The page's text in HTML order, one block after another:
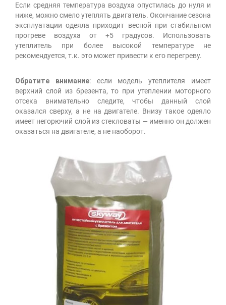
Если средняя температура воздуха опустилась до нуля и
ниже, можно смело утеплять двигатель. Окончание сезона
эксплуатации одеяла приходит весной при стабильном
прогреве воздуха от +5 градусов. Использовать
утеплитель при более высокой температуре не
рекомендуется, т.к. это может привести к его перегреву.
Обратите внимание: если модель утеплителя имеет
верхний слой из брезента, то при утеплении моторного
отсека внимательно следите, чтобы данный слой
оказался сверху, а не на двигателе. Внизу такое одеяло
имеет негорючий слой из стекловаты — именно он должен
оказаться на двигателе, а не наоборот.